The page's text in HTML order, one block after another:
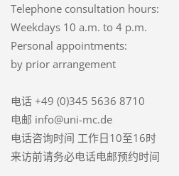
Telephone consultation hours:
Weekdays 10 a.m. to 4 p.m.
Personal appointments:
by prior arrangement
电话 +49 (0)345 5636 8710
电邮 info@uni-mc.de
电话咨询时间 工作日10至16时
来访前请务必电话电邮预约时间